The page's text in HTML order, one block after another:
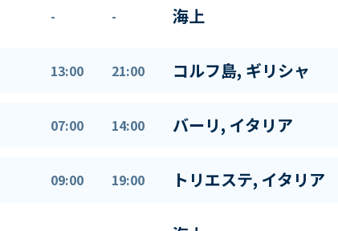
- - 海上
13:00 21:00 コルフ島, ギリシャ
07:00 14:00 バーリ, イタリア
09:00 19:00 トリエステ, イタリア